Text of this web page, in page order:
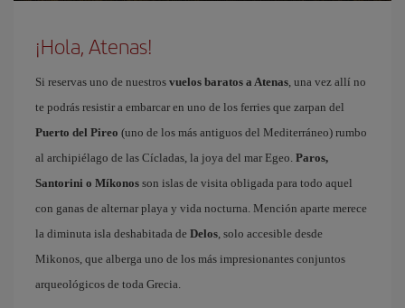
¡Hola, Atenas!
Si reservas uno de nuestros vuelos baratos a Atenas , una vez allí no
te podrás resistir a embarcar en uno de los ferries que zarpan del
Puerto del Pireo (uno de los más antiguos del Mediterráneo) rumbo
al archipiélago de las Cícladas, la joya del mar Egeo. Paros,
Santorini o Míkonos son islas de visita obligada para todo aquel
con ganas de alternar playa y vida nocturna. Mención aparte merece
la diminuta isla deshabitada de Delos , solo accesible desde
Mikonos, que alberga uno de los más impresionantes conjuntos
arqueológicos de toda Grecia.